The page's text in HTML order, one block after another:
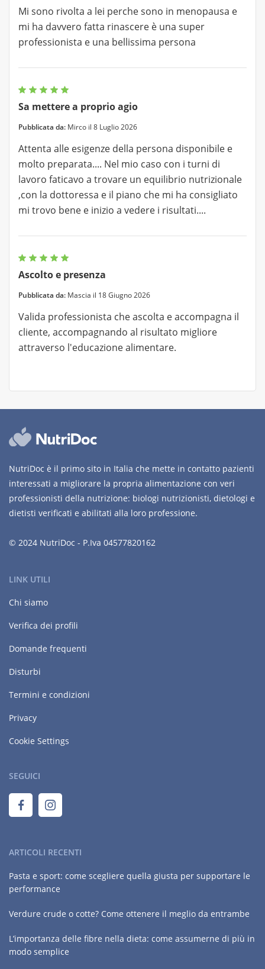
Mi sono rivolta a lei perche sono in menopausa e
mi ha davvero fatta rinascere è una super
professionista e una bellissima persona
Sa mettere a proprio agio
Pubblicata da: Mirco il 8 Luglio 2026
Attenta alle esigenze della persona disponibile e
molto preparata.... Nel mio caso con i turni di
lavoro faticavo a trovare un equilibrio nutrizionale
,con la dottoressa e il piano che mi ha consigliato
mi trovo bene e inizio a vedere i risultati....
Ascolto e presenza
Pubblicata da: Mascia il 18 Giugno 2026
Valida professionista che ascolta e accompagna il
cliente, accompagnando al risultato migliore
attraverso l'educazione alimentare.
NutriDoc è il primo sito in Italia che mette in contatto pazienti
interessati a migliorare la propria alimentazione con veri
professionisti della nutrizione: biologi nutrizionisti, dietologi e
dietisti verificati e abilitati alla loro professione.
© 2024 NutriDoc - P.Iva 04577820162
LINK UTILI
Chi siamo
Verifica dei profili
Domande frequenti
Disturbi
Termini e condizioni
Privacy
Cookie Settings
SEGUICI
ARTICOLI RECENTI
Pasta e sport: come scegliere quella giusta per supportare le
performance
Verdure crude o cotte? Come ottenere il meglio da entrambe
L’importanza delle fibre nella dieta: come assumerne di più in
modo semplice